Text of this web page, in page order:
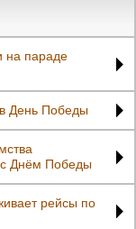
на параде
День Победы
с Днём Победы
рейсы по